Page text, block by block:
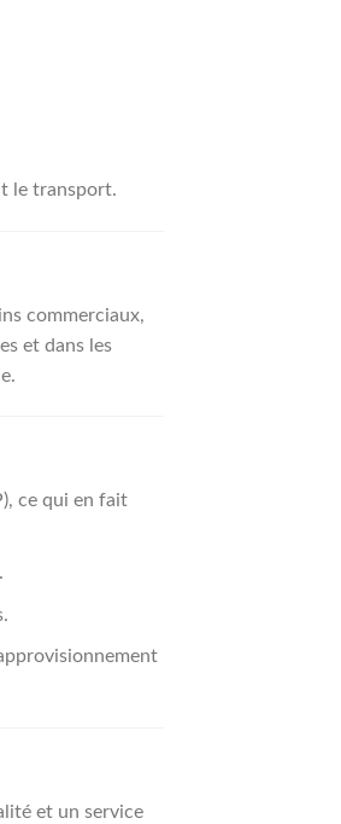
le transport.
commerciaux,
et dans les
ce qui en fait
et un service